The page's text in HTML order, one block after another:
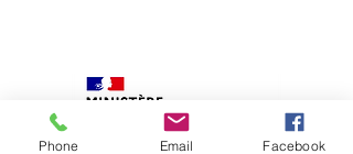
Phone Email Facebook